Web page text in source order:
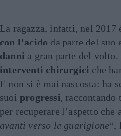
La ragazza, infatti, nel
con l’acido da parte del suo
danni a gran parte del volto.
interventi chirurgici che
E non si è mai nascosta: ha
suoi progressi, raccontando
per recuperare l’aspetto che
avanti verso la guarigione“,